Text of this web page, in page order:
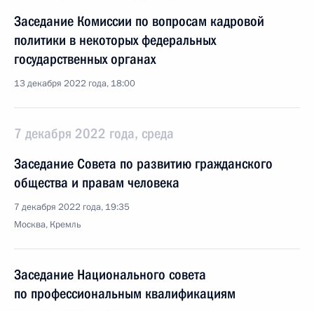
Заседание Комиссии по вопросам кадровой
политики в некоторых федеральных
государственных органах
13 декабря 2022 года, 18:00
7 декабря 2022 года, среда
Заседание Совета по развитию гражданского
общества и правам человека
7 декабря 2022 года, 19:35
Москва, Кремль
Заседание Национального совета
по профессиональным квалификациям